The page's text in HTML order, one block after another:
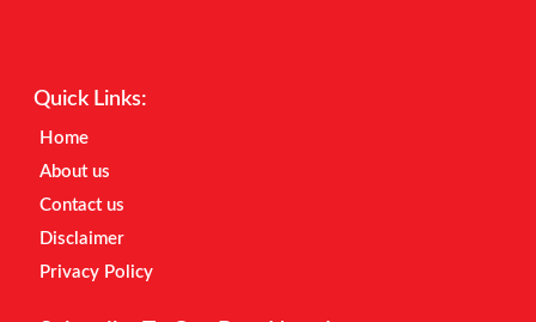
Quick Links:
Home
About us
Contact us
Disclaimer
Privacy Policy